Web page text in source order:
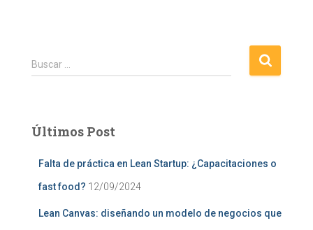
B
u
r
Buscar …
Últimos Post
Falta de práctica en Lean Startup: ¿Capacitaciones o
fast food? 12/09/2024
Lean Canvas: diseñando un modelo de negocios que